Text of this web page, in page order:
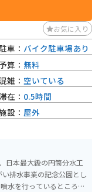
。 猊鼻渓は国
う「げいびうた」を聞き
美しさを間近で感じるこ
岩手県の南部に位置する
円で約90分になりま
くれます。
お気に入り
日本最大級の円筒分水工
排水事業の記念公園とし
車： バイク駐車場あり
算： 無料
雑： 空いている
在： 0.5時間
設： 屋外